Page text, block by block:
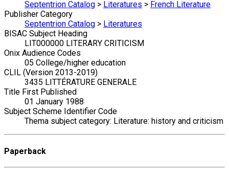
Septentrion Catalog > Literatures > French Literature
Publisher Category
Septentrion Catalog > Literatures
BISAC Subject Heading
LIT000000 LITERARY CRITICISM
Onix Audience Codes
05 College/higher education
CLIL (Version 2013-2019)
3435 LITTÉRATURE GENERALE
Title First Published
01 January 1988
Subject Scheme Identifier Code
Thema subject category: Literature: history and criticism
Paperback